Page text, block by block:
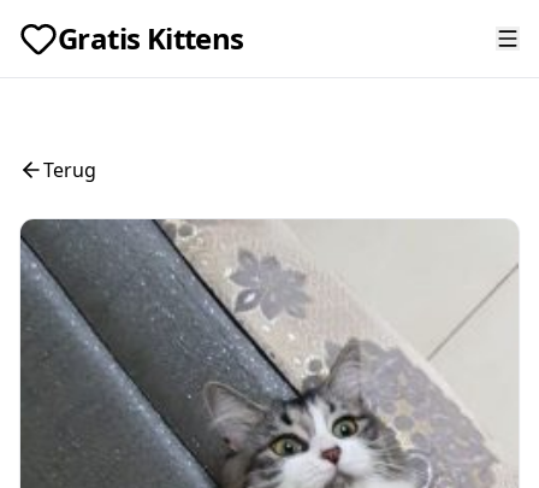
Gratis Kittens
Terug